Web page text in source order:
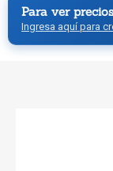
Para ver
Ingresa aquí para